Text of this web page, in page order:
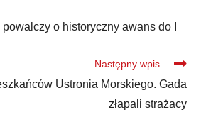
o historyczny awans do I
Następny wpis
Ustronia Morskiego. Gada
złapali strażacy